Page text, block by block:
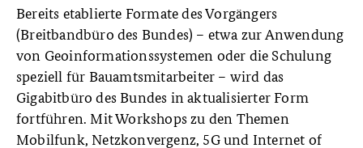
Bereits etablierte Formate des Vorgängers
(Breitbandbüro des Bundes) – etwa zur Anwendung
von Geoinformationssystemen oder die Schulung
speziell für Bauamtsmitarbeiter – wird das
Gigabitbüro des Bundes in aktualisierter Form
fortführen. Mit Workshops zu den Themen
Mobilfunk, Netzkonvergenz, 5G und Internet of